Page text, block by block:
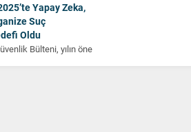
Yapay Zeka,
Suç
Oldu
Bülteni, yılın öne